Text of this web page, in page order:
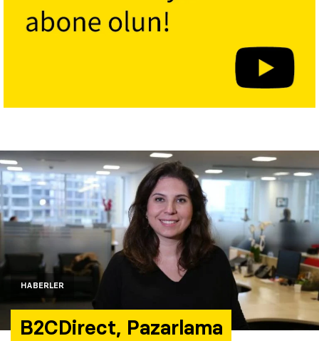
HABERLER
B2CDirect, Pazarlama
Kariyer
Araştırma